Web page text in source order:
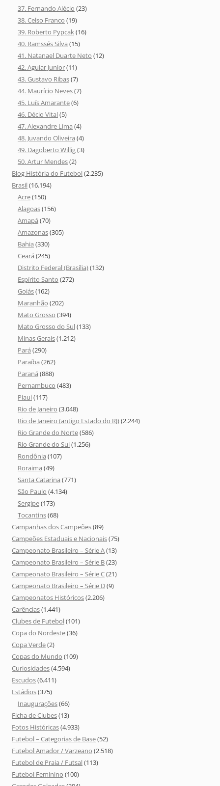
37. Fernando Alécio (23)
38. Celso Franco (19)
39. Roberto Pypcak(16)
40. Ramssés Silva (15)
41. Natanael Duarte Neto (12)
42. Aguiar Junior(11)
43. Gustavo Ribas(7)
44. Maurício Neves(7)
45. Luís Amarante(6)
46. Décio Vital(5)
47. Alexandre Lima (4)
48. Juvando Oliveira (4)
49. Dagoberto Willig(3)
50. Artur Mendes(2)
Blog História do Futebol(2.235)
Brasil(16.194)
Acre(150)
Alagoas(156)
Amapá (70)
Amazonas(305)
Bahia (330)
Ceará (245)
Distrito Federal (Brasília)(132)
Espírito Santo (272)
Goiás(162)
Maranhão (202)
Mato Grosso (394)
Mato Grosso do Sul(133)
Minas Gerais(1.212)
Pará (290)
Paraíba (262)
Paraná (888)
Pernambuco (483)
Piauí(117)
Rio de Janeiro (3.048)
Rio de Janeiro (antigo Estado do RJ)(2.244)
Rio Grande do Norte(586)
Rio Grande do Sul(1.256)
Rondônia (107)
Roraima (49)
Santa Catarina (771)
São Paulo (4.134)
Sergipe(173)
Tocantins(68)
Campanhas dos Campeões(89)
Campeões Estaduais e Nacionais(75)
Campeonato Brasileiro – Série A(13)
Campeonato Brasileiro – Série B(23)
Campeonato Brasileiro – Série C(21)
Campeonato Brasileiro – Série D(9)
Campeonatos Históricos(2.206)
Carências(1.441)
Clubes de Futebol(101)
Copa do Nordeste(36)
Copa Verde(2)
Copas do Mundo (109)
Curiosidades(4.594)
Escudos(6.411)
Estádios(375)
Inaugurações(66)
Ficha de Clubes(13)
Fotos Históricas(4.933)
Futebol – Categorias de Base(52)
Futebol Amador / Varzeano (2.518)
Futebol de Praia / Futsal(113)
Futebol Feminino (100)